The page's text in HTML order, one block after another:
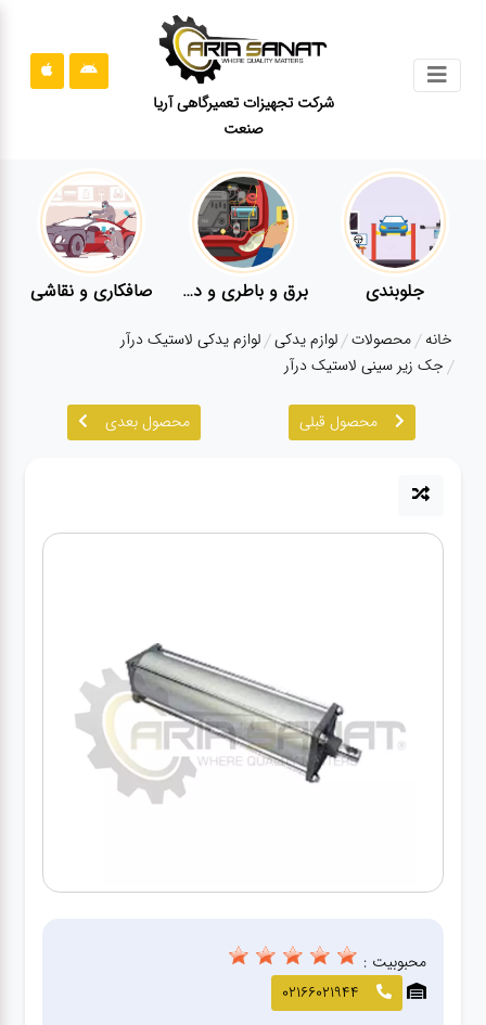
شرکت تجهیزات تعمیرگاهی آریا
صنعت
قوانین
سایت
ارتباط
درباره
ما
آپاراتی
دیاگ
صافکاری
و نقاشی
جلوبندی برق و باطری و دیاگ صافکاری و نقاشی
خانه محصولات لوازم یدکی لوازم یدکی لاستیک درآر
جک زیر سینی لاستیک درآر
محصول قبلی محصول بعدی
محبوبیت :
02166021944